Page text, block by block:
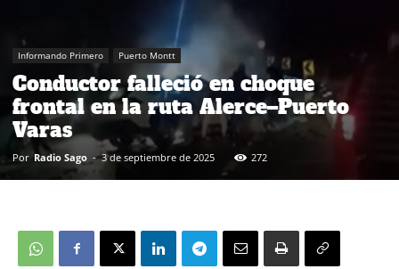
Informando Primero Puerto Montt
Conductor falleció en choque
frontal en la ruta Alerce–Puerto
Varas
Por Radio Sago - 3 de septiembre de 2025 272